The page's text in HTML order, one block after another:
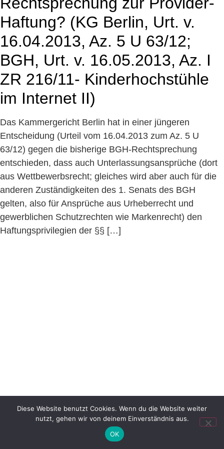
Haftung? (KG Berlin, Urt. v.
16.04.2013, Az. 5 U 63/12;
BGH, Urt. v. 16.05.2013, Az. I
ZR 216/11- Kinderhochstühle
im Internet II)
Das Kammergericht Berlin hat in einer jüngeren
Entscheidung (Urteil vom 16.04.2013 zum Az. 5 U
63/12) gegen die bisherige BGH-Rechtsprechung
entschieden, dass auch Unterlassungsansprüche (dort
aus Wettbewerbsrecht; gleiches wird aber auch für die
anderen Zuständigkeiten des 1. Senats des BGH
gelten, also für Ansprüche aus Urheberrecht und
gewerblichen Schutzrechten wie Markenrecht) den
Haftungsprivilegien der §§ […]
Diese Website benutzt Cookies. Wenn du die Website weiter
nutzt, gehen wir von deinem Einverständnis aus.
OK